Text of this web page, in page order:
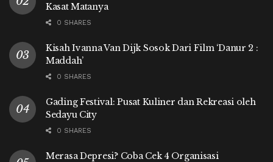
Kasat Matanya
0 SHARES
Kisah Ivanna Van Dijk Sosok Dari Film ‘Danur 2 :
Maddah’
0 SHARES
Gading Festival: Pusat Kuliner dan Rekreasi oleh
Sedayu City
0 SHARES
Merasa Depresi? Coba Cek 4 Organisasi